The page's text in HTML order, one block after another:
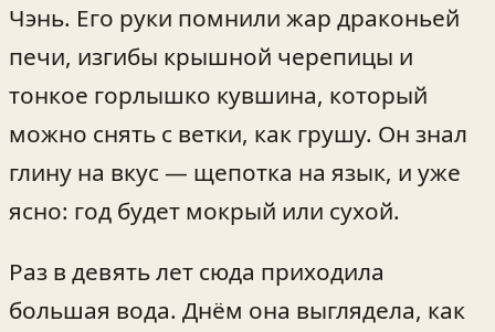
Чэнь. Его руки помнили жар драконьей
печи, изгибы крышной черепицы и
тонкое горлышко кувшина, который
можно снять с ветки, как грушу. Он знал
глину на вкус — щепотка на язык, и уже
ясно: год будет мокрый или сухой.
Раз в девять лет сюда приходила
большая вода. Днём она выглядела, как